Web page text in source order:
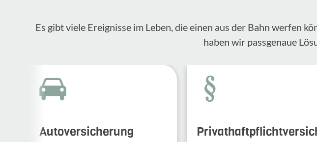
Es gibt viele Ereignisse im Leben, die einen aus der Bahn werfen
haben wir passgenaue
Autoversicherung